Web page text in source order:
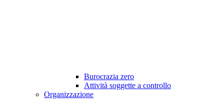
Burocrazia zero
Attività soggette a controllo
Organizzazione